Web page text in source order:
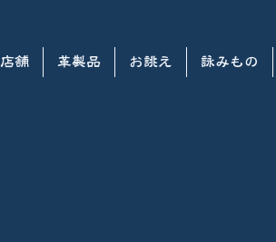
店舗 革製品 お誂え 詠みもの